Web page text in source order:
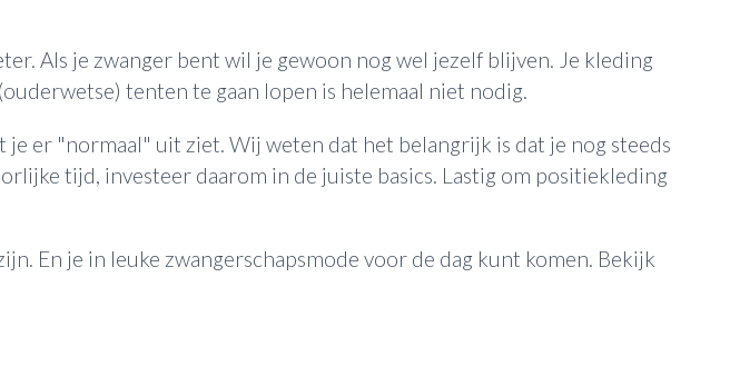
Als je zwanger bent wil je gewoon nog wel jezelf blijven. Je kleding
tenten te gaan lopen is helemaal niet nodig.
er "normaal" uit ziet. Wij weten dat het belangrijk is dat je nog steeds
tijd, investeer daarom in de juiste basics. Lastig om positiekleding
En je in leuke zwangerschapsmode voor de dag kunt komen. Bekijk